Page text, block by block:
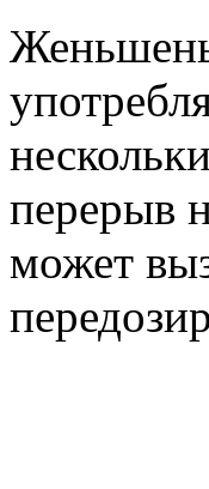
перерыв
может